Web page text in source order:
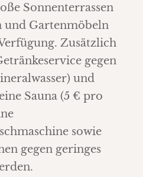
Sonnenterrassen
Gartenmöbeln
Zusätzlich
gegen
und
Sauna (5 € pro
sowie
gegen geringes